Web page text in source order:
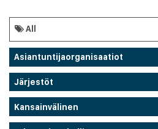
All
Asiantuntijaorganisaatiot
Järjestöt
Kansainvälinen